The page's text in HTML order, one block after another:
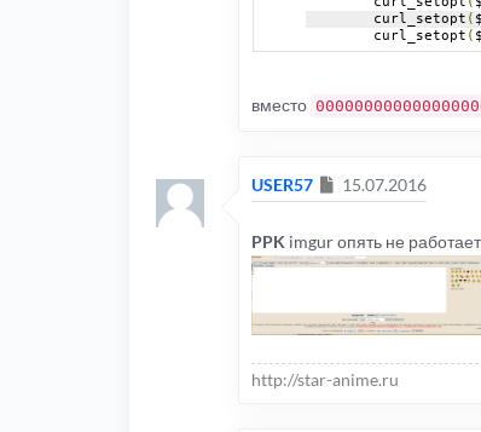
	curl_setopt
(
	curl_setopt
(
вместо
USER57 Сообщение
15.07.2016
PPK imgur опять не
http://star-anime.ru